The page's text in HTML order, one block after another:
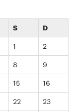
S D
1 2
8 9
15 16
22 23